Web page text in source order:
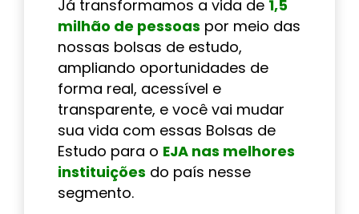
Já transformamos a vida de 1,5
milhão de pessoas por meio das
nossas bolsas de estudo,
ampliando oportunidades de
forma real, acessível e
transparente, e você vai mudar
sua vida com essas Bolsas de
Estudo para o EJA nas melhores
instituições do país nesse
segmento.